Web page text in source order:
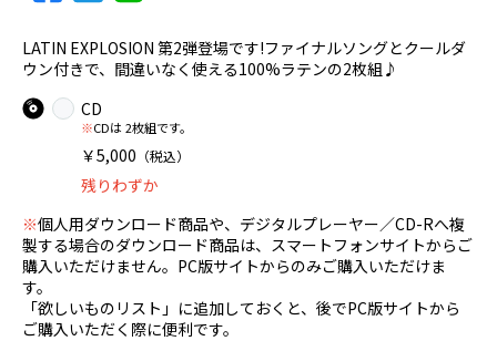
LATIN EXPLOSION 第2弾登場です!ファイナルソングとクールダ
ウン付きで、間違いなく使える100%ラテンの2枚組♪
CD
※CDは 2枚組です。
￥5,000 （税込）
残りわずか
※個人用ダウンロード商品や、デジタルプレーヤー／CD-Rへ複
製する場合のダウンロード商品は、スマートフォンサイトからご
購入いただけません。PC版サイトからのみご購入いただけま
す。
「欲しいものリスト」に追加しておくと、後でPC版サイトから
ご購入いただく際に便利です。